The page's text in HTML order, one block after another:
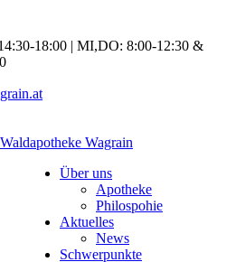
18:00 | MI,DO: 8:00-12:30 &
Über uns
Apotheke
Philospohie
Aktuelles
News
Schwerpunkte